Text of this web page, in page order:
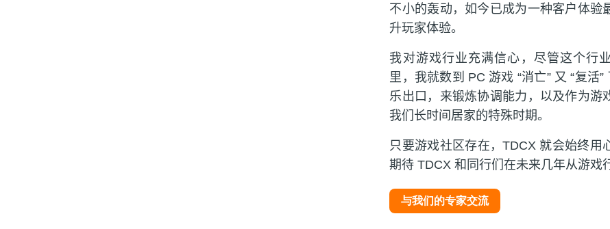
不小的轰动，如今已成为一种客户体验
升玩家体验。
我对游戏行业充满信心，尽管这个
里，我就数到 PC 游戏 “消亡” 又 “复
乐出口，来锻炼协调能力，以及作为游
我们长时间居家的特殊时期。
只要游戏社区存在，TDCX 就会始终
期待 TDCX 和同行们在未来几年从游戏
与我们的专家交流